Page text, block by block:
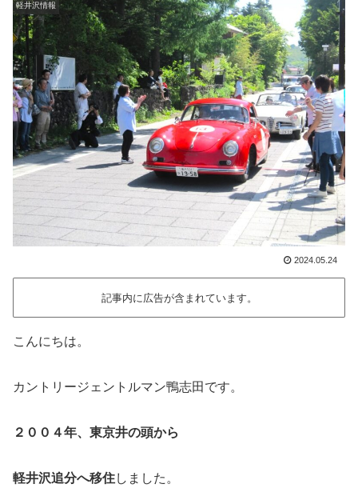
軽井沢情報
2024.05.24
記事内に広告が含まれています。
こんにちは。
カントリージェントルマン鴨志田です。
２００４年、東京井の頭から
軽井沢追分へ移住しました。